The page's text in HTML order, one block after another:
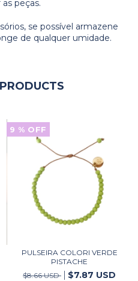
peças.
se possível armazene
de qualquer umidade.
9 % OFF
PULSEIRA COLORI VERDE
PISTACHE
$8.66 USD
$7.87 USD